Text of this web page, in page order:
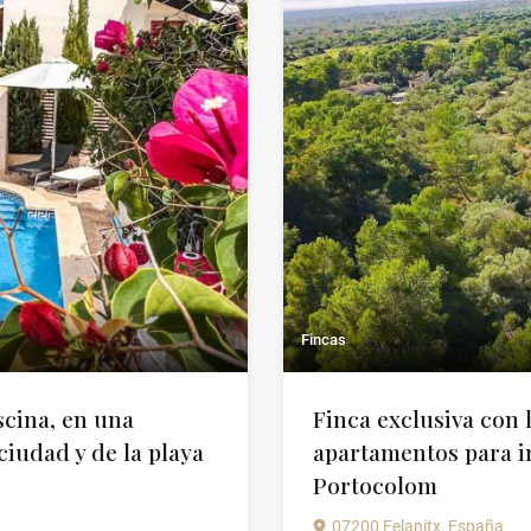
en una
y de la playa
Fincas
Finca exclusiva con
apartamentos para
Portocolom
07200 Felanitx, España